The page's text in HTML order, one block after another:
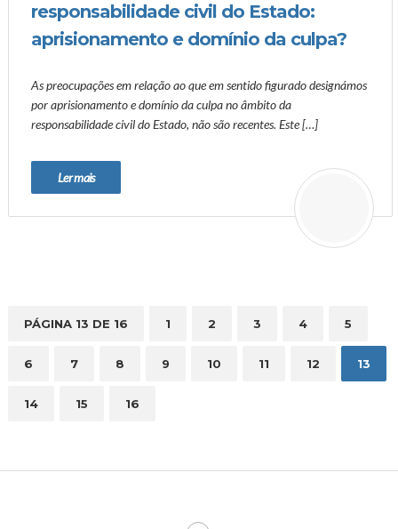
responsabilidade civil do Estado:
aprisionamento e domínio da culpa?
As preocupações em relação ao que em sentido figurado designámos
por aprisionamento e domínio da culpa no âmbito da
responsabilidade civil do Estado, não são recentes. Este […]
Ler mais
PÁGINA 13 DE 16 1 2 3 4 5
6 7 8 9 10 11 12 13
14 15 16